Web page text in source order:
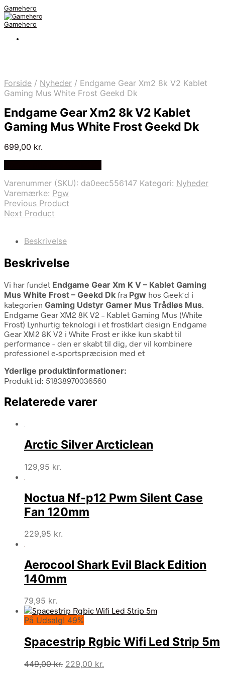
Gamehero
Gamehero
Forside / Nyheder / Endgame Gear Xm2 8k V2 Kablet
Gaming Mus White Frost Geekd Dk
Endgame Gear Xm2 8k V2 Kablet
Gaming Mus White Frost Geekd Dk
699,00 kr.
Varenummer (SKU): da0eec556147 Kategori: Nyheder
Varemærke: Pgw
Previous Product
Next Product
Beskrivelse
Beskrivelse
Vi har fundet Endgame Gear Xm K V – Kablet Gaming
Mus White Frost – Geekd Dk fra Pgw hos Geek´d i
kategorien Gaming Udstyr Gamer Mus Trådløs Mus.
Endgame Gear XM2 8K V2 – Kablet Gaming Mus (White
Frost) Lynhurtig teknologi i et frostklart design Endgame
Gear XM2 8K V2 i White Frost er ikke kun skabt til
performance – den er skabt til dig, der vil kombinere
professionel e-sportspræcision med et
Yderlige produktinformationer:
Produkt id: 51838970036560
Relaterede varer
Arctic Silver Arcticlean
129,95 kr.
Noctua Nf-p12 Pwm Silent Case
Fan 120mm
229,95 kr.
Aerocool Shark Evil Black Edition
140mm
79,95 kr.
På Udsalg! 49%
Spacestrip Rgbic Wifi Led Strip 5m
449,00kr. Den
229,00 kr.